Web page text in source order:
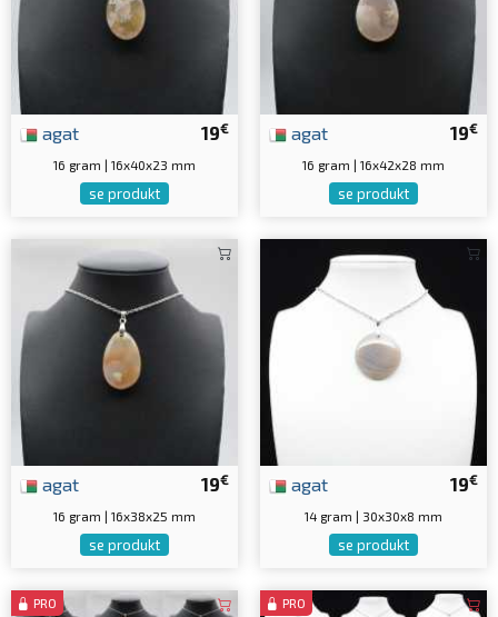
19€
agat
16 gram | 16x40x23 mm
se produkt
19€
agat
16 gram | 16x42x28 mm
se produkt
19€
agat
16 gram | 16x38x25 mm
se produkt
19€
agat
14 gram | 30x30x8 mm
se produkt
PRO PRO